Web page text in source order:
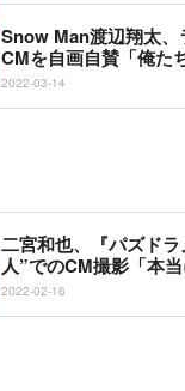
Snow Man渡辺翔太、
CMを自画自賛「俺た
2022-03-14
二宮和也、『パズド
人”でのCM撮影「本当
2022-02-16